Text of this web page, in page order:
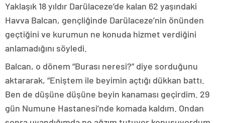
Yaklaşık 18 yıldır Darülaceze’de kalan 62 yaşındaki
Havva Balcan, gençliğinde Darülaceze’nin önünden
geçtiğini ve kurumun ne konuda hizmet verdiğini
anlamadığını söyledi.
Balcan, o dönem “Burası neresi?” diye sorduğunu
aktararak, “Eniştem ile beyimin açtığı dükkan battı.
Ben de düşüne düşüne beyin kanaması geçirdim. 29
gün Numune Hastanesi’nde komada kaldım. Ondan